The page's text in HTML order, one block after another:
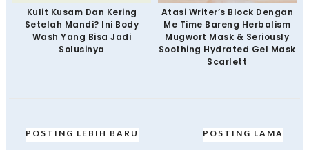
Kulit Kusam Dan Kering
Setelah Mandi? Ini Body
Wash Yang Bisa Jadi
Solusinya
Atasi Writer’s Block Dengan
Me Time Bareng Herbalism
Mugwort Mask & Seriously
Soothing Hydrated Gel Mask
Scarlett
POSTING LEBIH BARU POSTING LAMA